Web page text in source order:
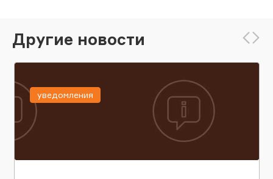
Другие новости
уведомления